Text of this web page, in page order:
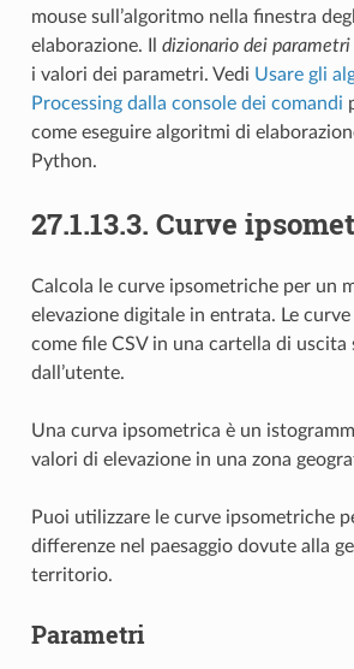
mouse sull’algoritmo nella finestra
elaborazione. Il dizionario dei parametri
i valori dei parametri. Vedi Usare gli
Processing dalla console dei comandi
come eseguire algoritmi di
Python.
27.1.13.3. Curve
Calcola le curve ipsometriche per un
elevazione digitale in entrata. Le
come file CSV in una cartella di uscita
dall’utente.
Una curva ipsometrica è un
valori di elevazione in una zona
Puoi utilizzare le curve ipsometriche
differenze nel paesaggio dovute alla
territorio.
Parametri